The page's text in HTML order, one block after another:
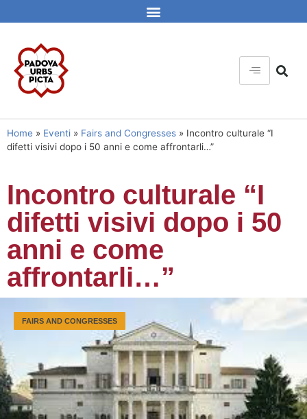
Home » Eventi » Fairs and Congresses » Incontro culturale “I
difetti visivi dopo i 50 anni e come affrontarli…”
Incontro culturale “I
difetti visivi dopo i 50
anni e come
affrontarli…”
FAIRS AND CONGRESSES